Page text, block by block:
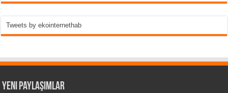
Tweets by ekointernethab
Yeni Paylaşımlar